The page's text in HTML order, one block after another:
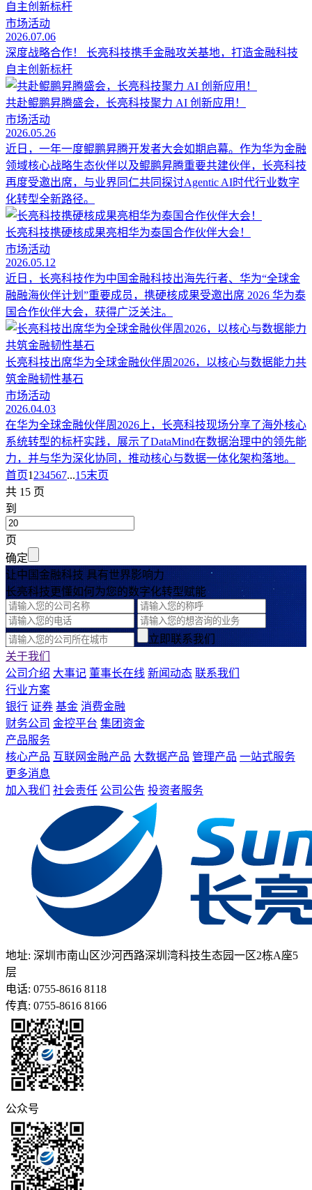
自主创新标杆
市场活动
2026.07.06
深度战略合作！ 长亮科技携手金融攻关基地，打造金融科技
自主创新标杆
共赴鲲鹏昇腾盛会，长亮科技聚力 AI 创新应用！
市场活动
2026.05.26
近日，一年一度鲲鹏昇腾开发者大会如期启幕。作为华为金融
领域核心战略生态伙伴以及鲲鹏昇腾重要共建伙伴，长亮科技
再度受邀出席，与业界同仁共同探讨Agentic AI时代行业数字
化转型全新路径。
长亮科技携硬核成果亮相华为泰国合作伙伴大会！
市场活动
2026.05.12
近日，长亮科技作为中国金融科技出海先行者、华为“全球金
融融海伙伴计划”重要成员，携硬核成果受邀出席 2026 华为泰
国合作伙伴大会，获得广泛关注。
长亮科技出席华为全球金融伙伴周2026，以核心与数据能力共
筑金融韧性基石
市场活动
2026.04.03
在华为全球金融伙伴周2026上，长亮科技现场分享了海外核心
系统转型的标杆实践，展示了DataMind在数据治理中的领先能
力，并与华为深化协同，推动核心与数据一体化架构落地。
首页1 234567...15末页
共 15 页
到
页
确定
让中国金融科技 具有世界影响力
长亮科技更懂如何为您的数字化转型赋能
立即联系我们
关于我们
公司介绍 大事记 董事长在线 新闻动态 联系我们
行业方案
银行 证券 基金 消费金融
财务公司 金控平台 集团资金
产品服务
核心产品 互联网金融产品 大数据产品 管理产品 一站式服务
更多消息
加入我们
社会责任 公司公告 投资者服务
地址: 深圳市南山区沙河西路深圳湾科技生态园一区2栋A座5
层
电话: 0755-8616 8118
传真: 0755-8616 8166
公众号